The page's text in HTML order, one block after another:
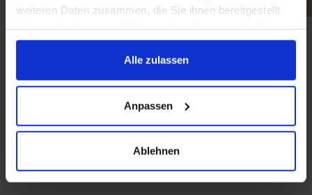
weiteren Daten zusammen, die Sie ihnen bereitgestellt
gesammelt haben.
Alle zulassen
Anpassen
Ablehnen